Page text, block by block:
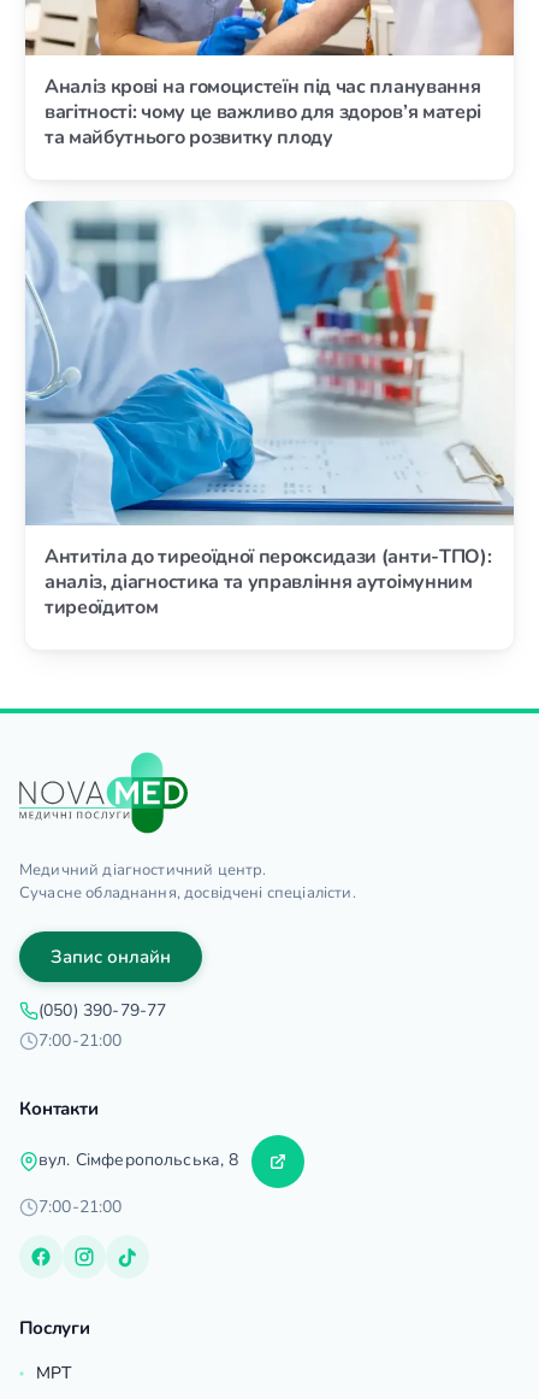
Аналіз крові на гомоцистеїн під час планування
вагітності: чому це важливо для здоров’я матері
та майбутнього розвитку плоду
Антитіла до тиреоїдної пероксидази (анти-ТПО):
аналіз, діагностика та управління аутоімунним
тиреоїдитом
Медичний діагностичний центр.
Сучасне обладнання, досвідчені спеціалісти.
Запис онлайн
(050) 390-79-77
7:00-21:00
Контакти
вул. Сімферопольська, 8
7:00-21:00
Послуги
МРТ